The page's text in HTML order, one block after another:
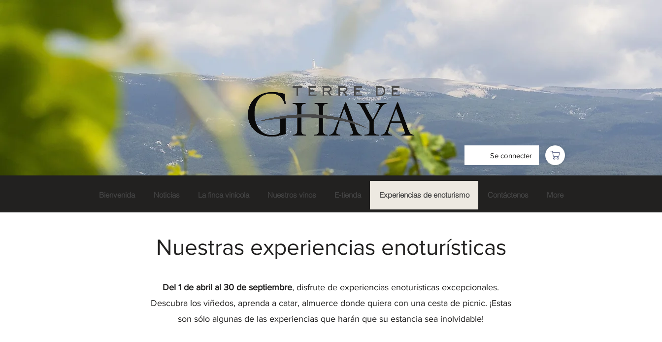
Se connecter
Bienvenida Noticias La finca vinícola Nuestros vinos E-tienda Experiencias de enoturismo Contáctenos More
Nuestras experiencias enoturísticas
Del 1 de abril al 30 de septiembre, disfrute de experiencias enoturísticas excepcionales.
Descubra los viñedos, aprenda a catar, almuerce donde quiera con una cesta de picnic. ¡Estas
son sólo algunas de las experiencias que harán que su estancia sea inolvidable!